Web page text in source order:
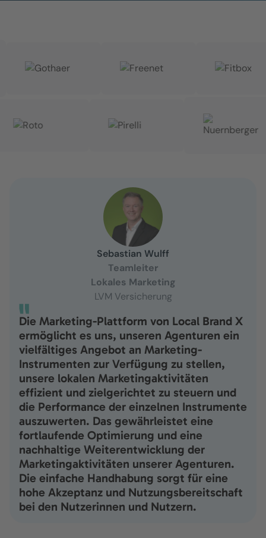
Sebastian Wulff
Teamleiter
Lokales Marketing
LVM Versicherung
Die Marketing-Plattform von Local Brand X
ermöglicht es uns, unseren Agenturen ein
vielfältiges Angebot an Marketing-
Instrumenten zur Verfügung zu stellen,
unsere lokalen Marketingaktivitäten
effizient und zielgerichtet zu steuern und
die Performance der einzelnen Instrumente
auszuwerten. Das gewährleistet eine
fortlaufende Optimierung und eine
nachhaltige Weiterentwicklung der
Marketingaktivitäten unserer Agenturen.
Die einfache Handhabung sorgt für eine
hohe Akzeptanz und Nutzungsbereitschaft
bei den Nutzerinnen und Nutzern.